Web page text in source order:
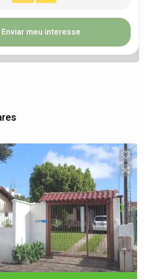
Enviar meu interesse